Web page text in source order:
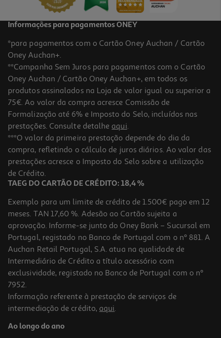
Informações para pagamentos ONEY
*para pagamentos com o Cartão Oney Auchan / Cartão
Oney Auchan+.
**Campanha Sem Juros para pagamentos com o Cartão
Oney Auchan / Cartão Oney Auchan+, em todos os
produtos assinalados na Loja de valor igual ou superior a
75€. Ao valor da compra acresce Comissão de
Formalização até 6% e Imposto do Selo, incluídos nas
prestações. Consulte detalhe aqui.
***O valor da primeira prestação depende do dia da
compra, refletindo o cálculo de juros diários. Ao valor das
prestações acresce o Imposto do Selo sobre a utilização
de Crédito.
TAEG DO CARTÃO DE CRÉDITO: 18,4 %
Exemplo para um limite de crédito de 1.500€ pago em 12
meses. TAN 17,60 %. Adesão ao Cartão sujeita a
aprovação. Informe-se junto do Oney Bank – Sucursal em
Portugal, registado no Banco de Portugal com o nº 881. A
Auchan Retail Portugal, S.A. atua na qualidade de
Intermediário de Crédito a título acessório com
exclusividade, registado no Banco de Portugal com o nº
7952.
Informação referente à prestação de serviços de
intermediação de crédito, aqui.
Ao longo do ano